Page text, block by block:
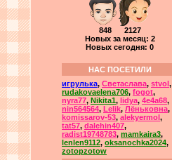
848 2127
Новых за месяц: 2
Новых сегодня: 0
НАС ПОСЕТИЛИ
игрулька, Светаслава, stvol ,
rudakovaelena706, fogot,
nyra77, Nikita1, lidya, 4e4a68,
nin564564, Lelik, Лёньковна,
komissarov-53, alekyermol ,
tat57, dalehin407,
radist19748783, mamkaira3,
lenlen9112, oksanochka2024,
zotopzotow